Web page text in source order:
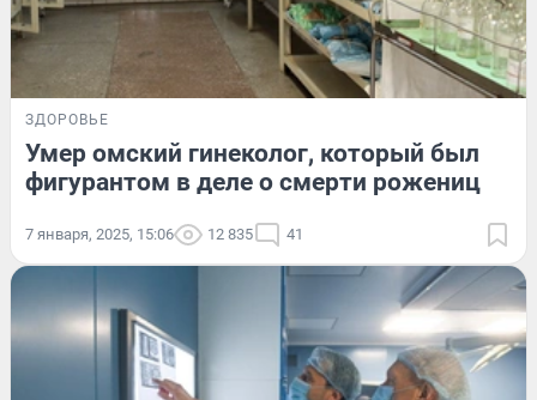
ЗДОРОВЬЕ
Умер омский гинеколог, который был
фигурантом в деле о смерти рожениц
7 января, 2025, 15:06 12 835 41